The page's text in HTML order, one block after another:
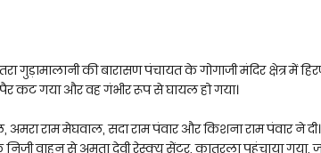
गुड़ामालानी की बारासण पंचायत के गोगाजी मंदिर क्षेत्र में
गया और वह गंभीर रूप से घायल हो गया।
अमरा राम मेघवाल, सदा राम पंवार और किशना राम पंवार ने
वाहन से अमृता देवी रेस्क्यू सेंटर, कातरला पहुंचाया गया,